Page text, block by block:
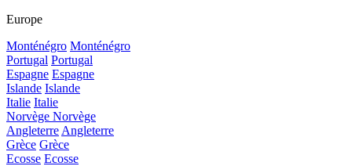
Europe
Monténégro Monténégro
Portugal Portugal
Espagne Espagne
Islande Islande
Italie Italie
Norvège Norvège
Angleterre Angleterre
Grèce Grèce
Ecosse Ecosse